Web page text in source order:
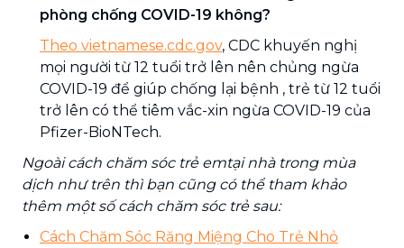
phòng chống COVID-19 không?
Theo vietnamese.cdc.gov, CDC khuyến nghị
mọi người từ 12 tuổi trở lên nên chủng ngừa
COVID-19 để giúp chống lại bệnh , trẻ từ 12 tuổi
trở lên có thể tiêm vắc-xin ngừa COVID-19 của
Pfizer-BioNTech.
Ngoài cách chăm sóc trẻ emtại nhà trong mùa
dịch như trên thì bạn cũng có thể tham khảo
thêm một số cách chăm sóc trẻ sau:
Cách Chăm Sóc Răng Miệng Cho Trẻ Nhỏ